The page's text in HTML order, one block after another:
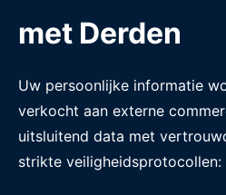
met Derden
Uw persoonlijke informatie
verkocht aan externe
uitsluitend data met
strikte veiligheidsprotocollen: